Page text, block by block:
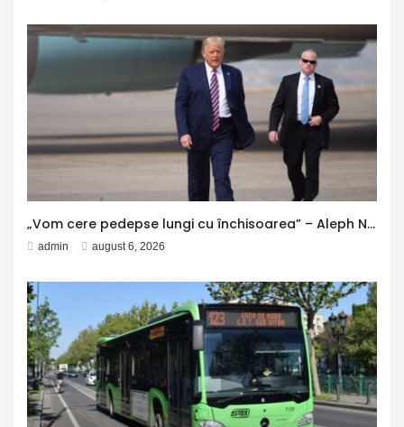
„Vom cere pedepse lungi cu închisoarea” – Aleph News
admin august 6, 2026